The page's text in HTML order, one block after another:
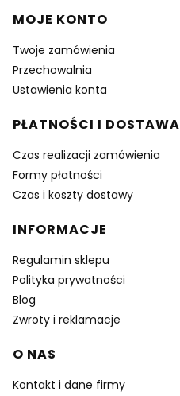
MOJE KONTO
Twoje zamówienia
Przechowalnia
Ustawienia konta
PŁATNOŚCI I DOSTAWA
Czas realizacji zamówienia
Formy płatności
Czas i koszty dostawy
INFORMACJE
Regulamin sklepu
Polityka prywatności
Blog
Zwroty i reklamacje
O NAS
Kontakt i dane firmy